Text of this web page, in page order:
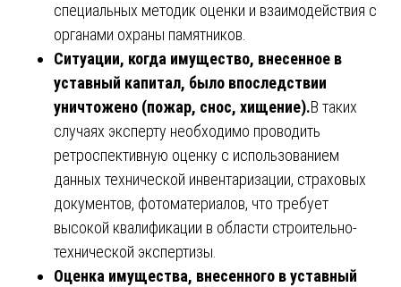
специальных методик оценки и взаимодействия с
органами охраны памятников.
Ситуации, когда имущество, внесенное в
уставный капитал, было впоследствии
уничтожено (пожар, снос, хищение).В таких
случаях эксперту необходимо проводить
ретроспективную оценку с использованием
данных технической инвентаризации, страховых
документов, фотоматериалов, что требует
высокой квалификации в области строительно-
технической экспертизы.
Оценка имущества, внесенного в уставный